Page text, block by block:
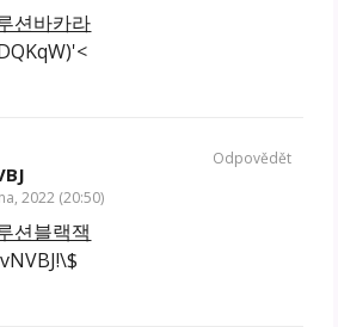
션바카라
2022 (20:50)
션블랙잭
Odpovědět